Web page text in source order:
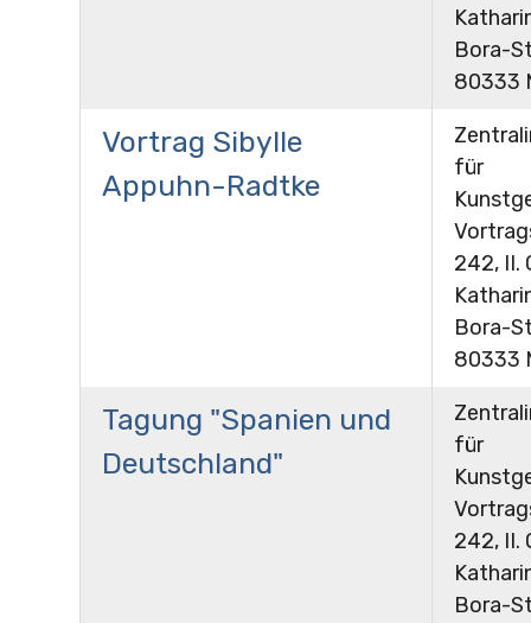
Bora-
80333
Vortrag Sibylle
Appuhn-Radtke
für
242, II.
Bora-
80333
Tagung "Spanien und
Deutschland"
für
242, II.
Bora-